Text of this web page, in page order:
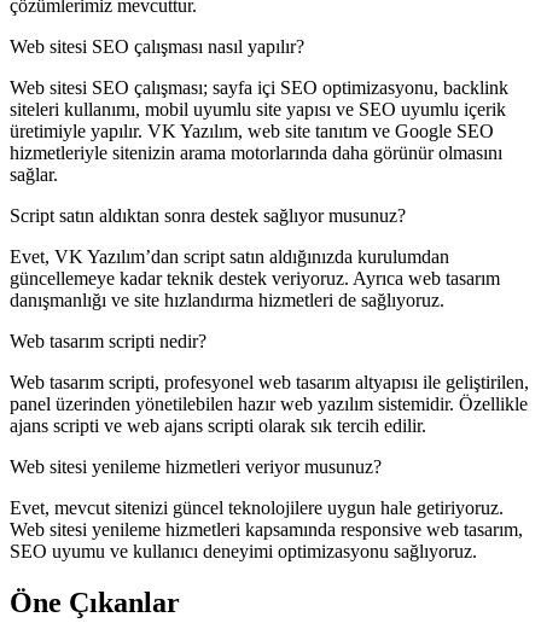
çözümlerimiz mevcuttur.
Web sitesi SEO çalışması nasıl yapılır?
Web sitesi SEO çalışması; sayfa içi SEO optimizasyonu, backlink
siteleri kullanımı, mobil uyumlu site yapısı ve SEO uyumlu içerik
üretimiyle yapılır. VK Yazılım, web site tanıtım ve Google SEO
hizmetleriyle sitenizin arama motorlarında daha görünür olmasını
sağlar.
Script satın aldıktan sonra destek sağlıyor musunuz?
Evet, VK Yazılım’dan script satın aldığınızda kurulumdan
güncellemeye kadar teknik destek veriyoruz. Ayrıca web tasarım
danışmanlığı ve site hızlandırma hizmetleri de sağlıyoruz.
Web tasarım scripti nedir?
Web tasarım scripti, profesyonel web tasarım altyapısı ile geliştirilen,
panel üzerinden yönetilebilen hazır web yazılım sistemidir. Özellikle
ajans scripti ve web ajans scripti olarak sık tercih edilir.
Web sitesi yenileme hizmetleri veriyor musunuz?
Evet, mevcut sitenizi güncel teknolojilere uygun hale getiriyoruz.
Web sitesi yenileme hizmetleri kapsamında responsive web tasarım,
SEO uyumu ve kullanıcı deneyimi optimizasyonu sağlıyoruz.
Öne Çıkanlar